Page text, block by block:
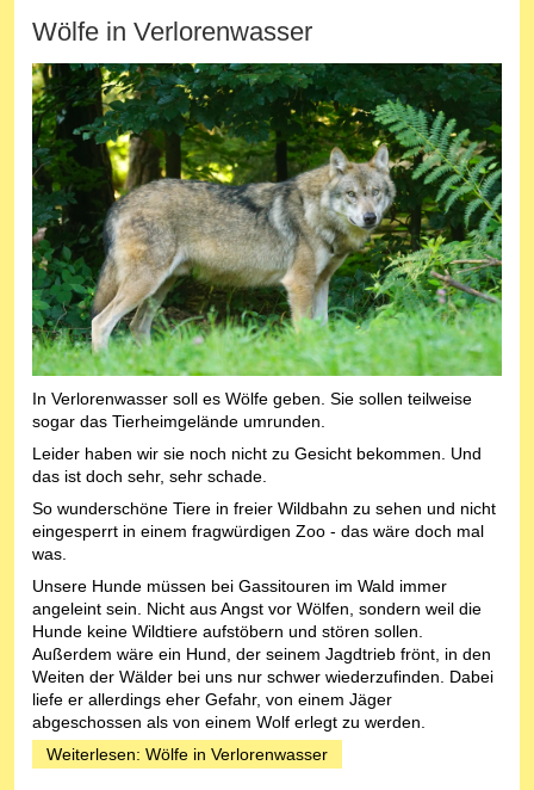
Wölfe in Verlorenwasser
In Verlorenwasser soll es Wölfe geben. Sie sollen teilweise
sogar das Tierheimgelände umrunden.
Leider haben wir sie noch nicht zu Gesicht bekommen. Und
das ist doch sehr, sehr schade.
So wunderschöne Tiere in freier Wildbahn zu sehen und nicht
eingesperrt in einem fragwürdigen Zoo - das wäre doch mal
was.
Unsere Hunde müssen bei Gassitouren im Wald immer
angeleint sein. Nicht aus Angst vor Wölfen, sondern weil die
Hunde keine Wildtiere aufstöbern und stören sollen.
Außerdem wäre ein Hund, der seinem Jagdtrieb frönt, in den
Weiten der Wälder bei uns nur schwer wiederzufinden. Dabei
liefe er allerdings eher Gefahr, von einem Jäger
abgeschossen als von einem Wolf erlegt zu werden.
Weiterlesen: Wölfe in Verlorenwasser